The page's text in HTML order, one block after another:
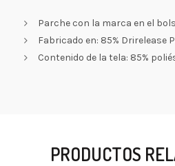
Parche con la marca en el
Fabricado en: 85% Drirelease
Contenido de la tela: 85%
PRODUCTOS